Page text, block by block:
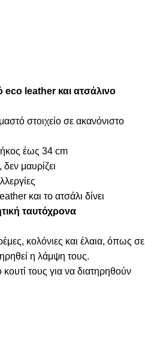
leather και ατσάλινο
στοιχείο σε ακανόνιστο
έως 34 cm
μαυρίζει
και το ατσάλι δίνει
ταυτόχρονα
κολόνιες και έλαια, όπως σε
η λάμψη τους.
τους για να διατηρηθούν